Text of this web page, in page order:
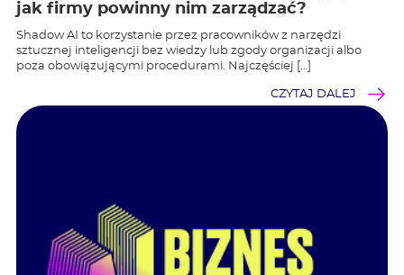
jak firmy powinny nim zarządzać?
Shadow AI to korzystanie przez pracowników z narzędzi
sztucznej inteligencji bez wiedzy lub zgody organizacji albo
poza obowiązującymi procedurami. Najczęściej […]
CZYTAJ DALEJ